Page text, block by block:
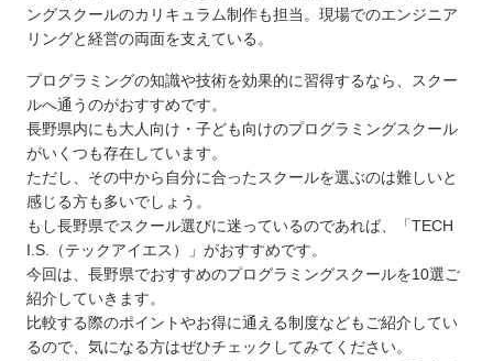
ングスクールのカリキュラム制作も担当。現場でのエンジニア
リングと経営の両面を支えている。
プログラミングの知識や技術を効果的に習得するなら、スクー
ルへ通うのがおすすめです。
長野県内にも大人向け・子ども向けのプログラミングスクール
がいくつも存在しています。
ただし、その中から自分に合ったスクールを選ぶのは難しいと
感じる方も多いでしょう。
もし長野県でスクール選びに迷っているのであれば、「TECH
I.S.（テックアイエス）」がおすすめです。
今回は、長野県でおすすめのプログラミングスクールを10選ご
紹介していきます。
比較する際のポイントやお得に通える制度などもご紹介してい
るので、気になる方はぜひチェックしてみてください。